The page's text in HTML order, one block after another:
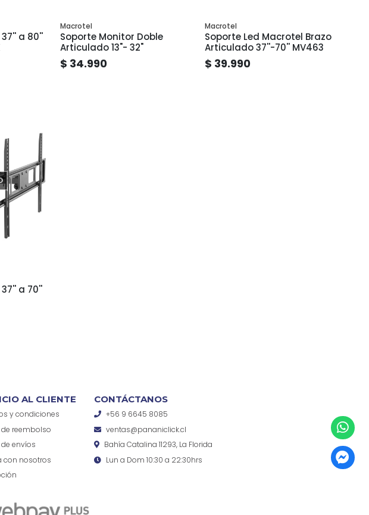
a 80''
Macrotel
Soporte Monitor Doble
Articulado 13"- 32"
$ 34.990
Macrotel
Soporte Led Macrotel Brazo
Articulado 37''-70'' MV463
$ 39.990
a 70''
AL CLIENTE
y condiciones
de reembolso
envíos
con nosotros
CONTÁCTANOS
+56 9 6645 8085
ventas@pananiclick.cl
Bahía Catalina 11293, La Florida
Lun a Dom 10:30 a 22:30hrs